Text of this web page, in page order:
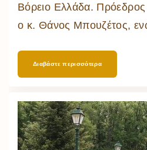
Βόρειο Ελλάδα. Πρόεδρος
ο κ. Θάνος Μπουζέτος,
Διαβάστε περισσότερα